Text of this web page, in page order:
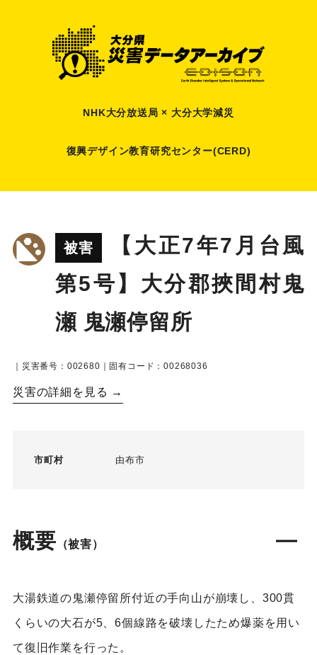
NHK大分放送局 × 大分大学減災
復興デザイン教育研究センター(CERD)
被害
【大正7年7月台風
第5号】大分郡挾間村鬼
瀬 鬼瀬停留所
｜災害番号：002680｜固有コード：00268036
災害の詳細を見る →
市町村 由布市
概要 （被害）
大湯鉄道の鬼瀬停留所付近の手向山が崩壊し、300貫
くらいの大石が5、6個線路を破壊したため爆薬を用い
て復旧作業を行った。